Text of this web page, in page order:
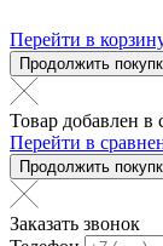
Перейти в
Продолжить
Товар добавлен в
Перейти в
Продолжить
Заказать звонок